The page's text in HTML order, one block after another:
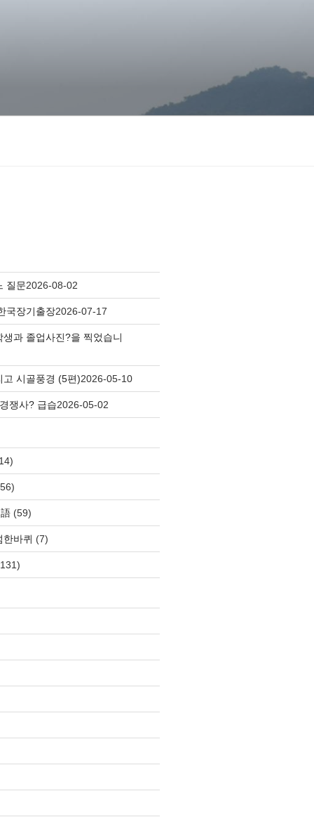
질문2026-08-02
국장기출장2026-07-17
과 졸업사진?을 찍었습니
고 시골풍경 (5편)2026-05-10
쟁사? 급습2026-05-02
(59)
한바퀴 (7)